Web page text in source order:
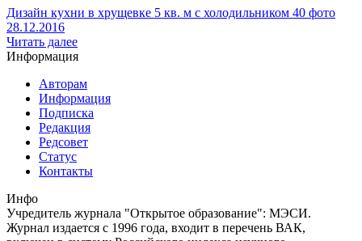
Дизайн кухни в хрущевке 5 кв. м с холодильником 40 фото
28.12.2016
Читать далее
Информация
Авторам
Информация
Подписка
Редакция
Редсовет
Статус
Контакты
Инфо
Учредитель журнала "Открытое образование": МЭСИ.
Журнал издается с 1996 года, входит в перечень ВАК,